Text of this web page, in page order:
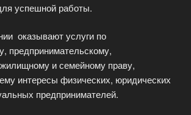
успешной работы.
оказывают услуги по
предпринимательскому,
и семейному праву,
интересы физических, юридических
предпринимателей.